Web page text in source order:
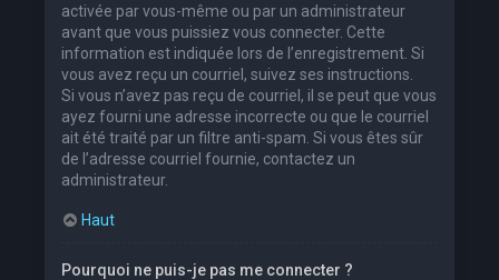
activée par vous-même ou par un administrateur
avant que vous puissiez vous connecter. Cette
information est indiquée lors de l’enregistrement. Si
vous avez reçu un courriel, suivez ses instructions.
Si vous n’avez pas reçu de courriel, il se peut que vous
ayez fourni une adresse incorrecte ou que le courriel
ait été traité par un filtre anti-spam. Si vous êtes sûr
de l’adresse courriel fournie, contactez un
administrateur.
Haut
Pourquoi ne puis-je pas me connecter ?